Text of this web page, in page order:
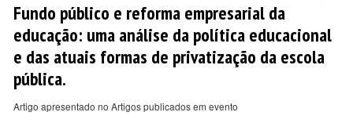
Fundo público e reforma empresarial da
educação: uma análise da política educacional
e das atuais formas de privatização da escola
pública.
Artigo apresentado no Artigos publicados em evento